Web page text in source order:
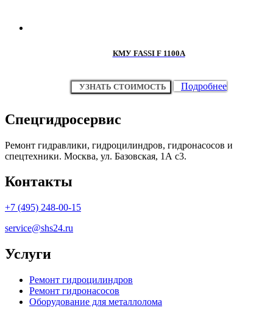
КМУ FASSI F 1100A
УЗНАТЬ СТОИМОСТЬ Подробнее
Спецгидросервис
Ремонт гидравлики, гидроцилиндров, гидронасосов и
спецтехники. Москва, ул. Базовская, 1А с3.
Контакты
+7 (495) 248-00-15
service@shs24.ru
Услуги
Ремонт гидроцилиндров
Ремонт гидронасосов
Оборудование для металлолома